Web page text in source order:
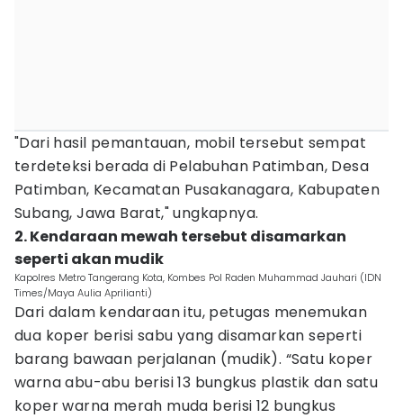
"Dari hasil pemantauan, mobil tersebut sempat
terdeteksi berada di Pelabuhan Patimban, Desa
Patimban, Kecamatan Pusakanagara, Kabupaten
Subang, Jawa Barat," ungkapnya.
2. Kendaraan mewah tersebut disamarkan
seperti akan mudik
Kapolres Metro Tangerang Kota, Kombes Pol Raden Muhammad Jauhari (IDN
Times/Maya Aulia Aprilianti)
Dari dalam kendaraan itu, petugas menemukan
dua koper berisi sabu yang disamarkan seperti
barang bawaan perjalanan (mudik). “Satu koper
warna abu-abu berisi 13 bungkus plastik dan satu
koper warna merah muda berisi 12 bungkus